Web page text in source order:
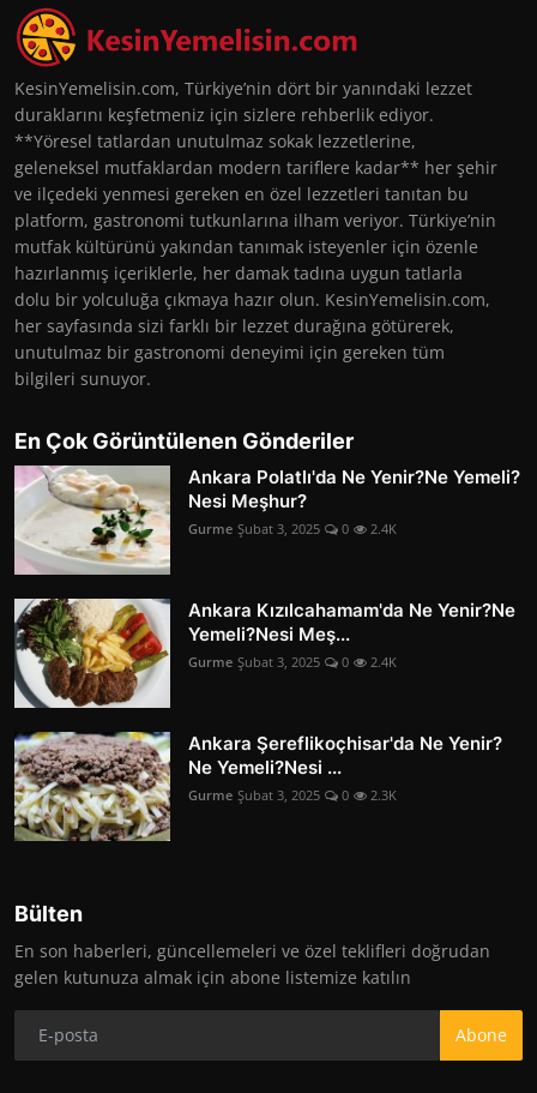
KesinYemelisin.com, Türkiye’nin dört bir yanındaki lezzet
duraklarını keşfetmeniz için sizlere rehberlik ediyor.
**Yöresel tatlardan unutulmaz sokak lezzetlerine,
geleneksel mutfaklardan modern tariflere kadar** her şehir
ve ilçedeki yenmesi gereken en özel lezzetleri tanıtan bu
platform, gastronomi tutkunlarına ilham veriyor. Türkiye’nin
mutfak kültürünü yakından tanımak isteyenler için özenle
hazırlanmış içeriklerle, her damak tadına uygun tatlarla
dolu bir yolculuğa çıkmaya hazır olun. KesinYemelisin.com,
her sayfasında sizi farklı bir lezzet durağına götürerek,
unutulmaz bir gastronomi deneyimi için gereken tüm
bilgileri sunuyor.
En Çok Görüntülenen Gönderiler
Ankara Polatlı'da Ne Yenir?Ne Yemeli?
Nesi Meşhur?
Gurme Şubat 3, 2025 0 2.4K
Ankara Kızılcahamam'da Ne Yenir?Ne
Yemeli?Nesi Meş...
Gurme Şubat 3, 2025 0 2.4K
Ankara Şereflikoçhisar'da Ne Yenir?
Ne Yemeli?Nesi ...
Gurme Şubat 3, 2025 0 2.3K
Bülten
En son haberleri, güncellemeleri ve özel teklifleri doğrudan
gelen kutunuza almak için abone listemize katılın
Abone